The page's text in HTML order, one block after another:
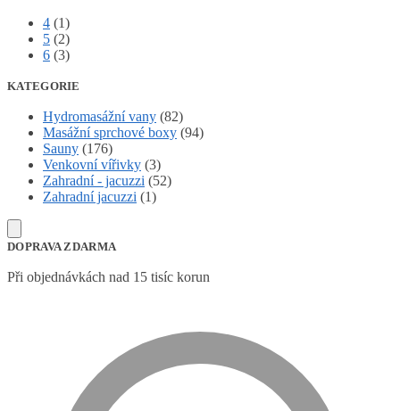
4 (1)
5 (2)
6 (3)
KATEGORIE
Hydromasážní vany (82)
Masážní sprchové boxy (94)
Sauny (176)
Venkovní vířivky (3)
Zahradní - jacuzzi (52)
Zahradní jacuzzi (1)
DOPRAVA ZDARMA
Při objednávkách nad 15 tisíc korun